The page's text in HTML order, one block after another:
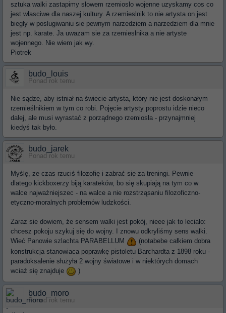
sztuka walki zastapimy slowem rzemioslo wojenne uzyskamy cos co
jest wlasciwe dla naszej kultury. A rzemieslnik to nie artysta on jest
biegly w poslugiwaniu sie pewnym narzedziem a narzedziem dla mnie
jest np. karate. Ja uwazam sie za rzemieslnika a nie artyste
wojennego. Nie wiem jak wy.
Piotrek
budo_louis
Ponad rok temu
Nie sądze, aby istniał na świecie artysta, który nie jest doskonałym
rzemieślnikiem w tym co robi. Pojęcie artysty poprostu idzie nieco
dalej, ale musi wyrastać z porządnego rzemiosła - przynajmniej
kiedyś tak było.
budo_jarek
Ponad rok temu
Myślę, ze czas rzuciś filozofię i zabrać się za treningi. Pewnie
dlatego kickboxerzy biją karateków, bo się skupiają na tym co w
walce najważniejszec - na walce a nie rozstrząsaniu filozoficzno-
etyczno-moralnych problemów ludzkości.
Zaraz sie dowiem, że sensem walki jest pokój, nieee jak to leciało:
chcesz pokoju szykuj się do wojny. I znowu odkryliśmy sens walki.
Wieć Panowie szlachta PARABELLUM
(notabebe całkiem dobra
konstrukcja stanowiaca poprawkę pistoletu Barchardta z 1898 roku -
paradoksalenie służyła 2 wojny światowe i w niektórych domach
wciaż się znajduje
)
budo_moro
Ponad rok temu